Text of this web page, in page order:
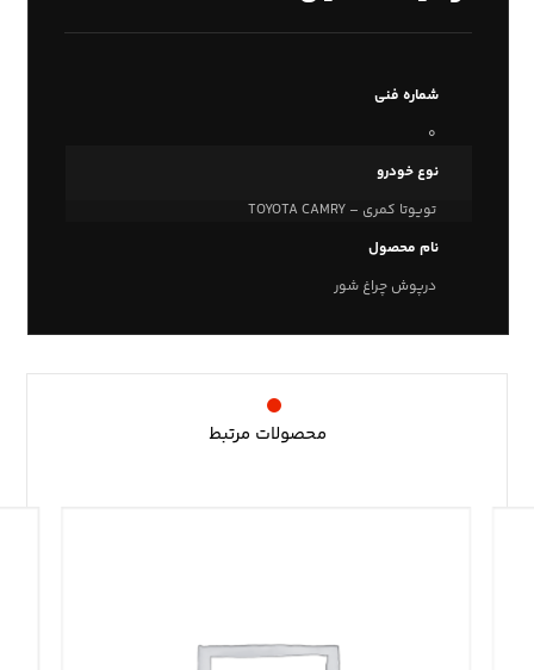
شماره فنی
۰
نوع خودرو
تویوتا کمری – TOYOTA CAMRY
نام محصول
درپوش چراغ شور
محصولات مرتبط